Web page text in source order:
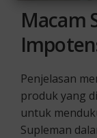
Macam
Penjelasan
produk yang
untuk
Supleman